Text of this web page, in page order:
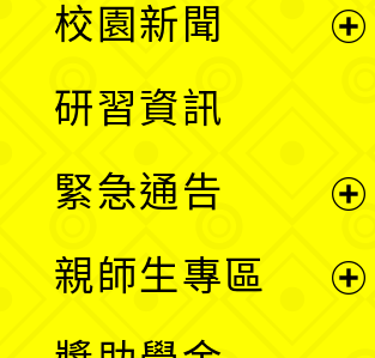
單
校園新聞
選
單
研習資訊
緊急通告
親師生專區